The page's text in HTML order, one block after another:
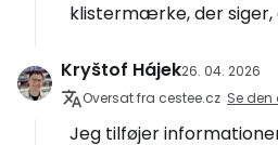
klistermærke, der siger,
Kryštof Hájek26. 04. 2026
Oversat fra cestee.cz Se
Jeg tilføjer